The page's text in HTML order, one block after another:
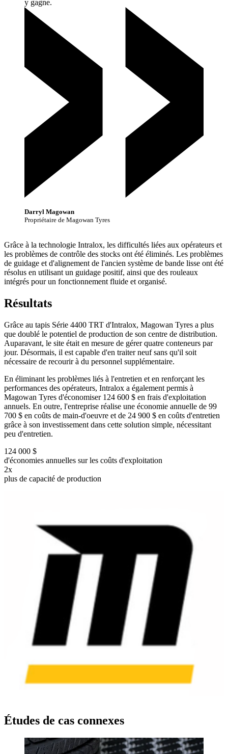
y gagne.
Darryl Magowan
Propriétaire de Magowan Tyres
Grâce à la technologie Intralox, les difficultés liées aux opérateurs et
les problèmes de contrôle des stocks ont été éliminés. Les problèmes
de guidage et d'alignement de l'ancien système de bande lisse ont été
résolus en utilisant un guidage positif, ainsi que des rouleaux
intégrés pour un fonctionnement fluide et organisé.
Résultats
Grâce au tapis Série 4400 TRT d'Intralox, Magowan Tyres a plus
que doublé le potentiel de production de son centre de distribution.
Auparavant, le site était en mesure de gérer quatre conteneurs par
jour. Désormais, il est capable d'en traiter neuf sans qu'il soit
nécessaire de recourir à du personnel supplémentaire.
En éliminant les problèmes liés à l'entretien et en renforçant les
performances des opérateurs, Intralox a également permis à
Magowan Tyres d'économiser 124 600 $ en frais d'exploitation
annuels. En outre, l'entreprise réalise une économie annuelle de 99
700 $ en coûts de main-d'oeuvre et de 24 900 $ en coûts d'entretien
grâce à son investissement dans cette solution simple, nécessitant
peu d'entretien.
124 000 $
d'économies annuelles sur les coûts d'exploitation
2x
plus de capacité de production
Études de cas connexes